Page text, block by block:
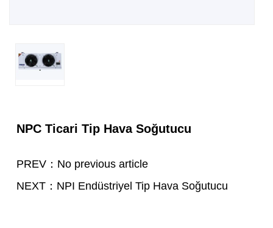
NPC Ticari Tip Hava Soğutucu
PREV：No previous article
NEXT：NPI Endüstriyel Tip Hava Soğutucu